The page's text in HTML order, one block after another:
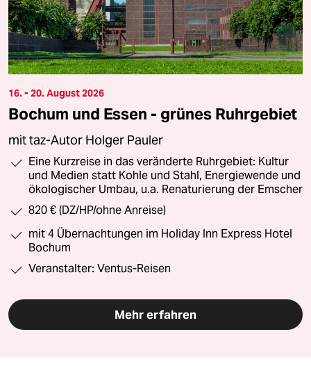
16. - 20. August 2026
Bochum und Essen - grünes Ruhrgebiet
mit taz-Autor Holger Pauler
Eine Kurzreise in das veränderte Ruhrgebiet: Kultur
und Medien statt Kohle und Stahl, Energiewende und
ökologischer Umbau, u.a. Renaturierung der Emscher
820 € (DZ/HP/ohne Anreise)
mit 4 Übernachtungen im Holiday Inn Express Hotel
Bochum
Veranstalter: Ventus-Reisen
Mehr erfahren